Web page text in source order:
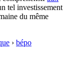
tel investissement
du même
› bépo